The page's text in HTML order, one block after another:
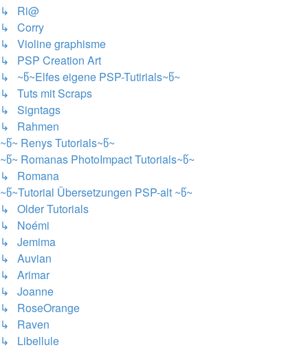
↳ Ri@
↳ Corry
↳ Violine graphisme
↳ PSP Creation Art
↳ ~წ~Elfes eigene PSP-Tutirials~წ~
↳ Tuts mit Scraps
↳ Signtags
↳ Rahmen
~წ~ Renys Tutorials~წ~
~წ~ Romanas PhotoImpact Tutorials~წ~
↳ Romana
~წ~Tutorial Übersetzungen PSP-alt ~წ~
↳ Older Tutorials
↳ Noémi
↳ Jemima
↳ Auvian
↳ Arimar
↳ Joanne
↳ RoseOrange
↳ Raven
↳ Libellule